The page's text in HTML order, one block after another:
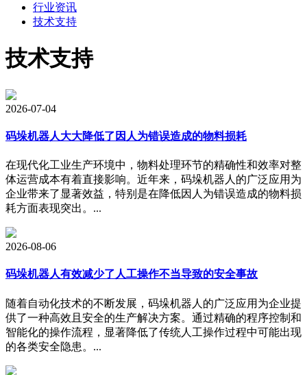
行业资讯
技术支持
技术支持
2026-07-04
码垛机器人大大降低了因人为错误造成的物料损耗
在现代化工业生产环境中，物料处理环节的精确性和效率对整
体运营成本有着直接影响。近年来，码垛机器人的广泛应用为
企业带来了显著效益，特别是在降低因人为错误造成的物料损
耗方面表现突出。...
2026-08-06
码垛机器人有效减少了人工操作不当导致的安全事故
随着自动化技术的不断发展，码垛机器人的广泛应用为企业提
供了一种高效且安全的生产解决方案。通过精确的程序控制和
智能化的操作流程，显著降低了传统人工操作过程中可能出现
的各类安全隐患。...